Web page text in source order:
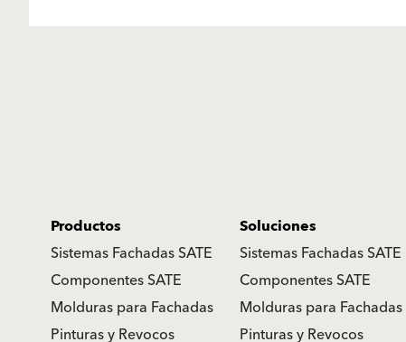
Productos
Sistemas Fachadas SATE
Componentes SATE
Molduras para Fachadas
Pinturas y Revocos
Soluciones
Sistemas Fachadas SATE
Componentes SATE
Molduras para Fachadas
Pinturas y Revocos